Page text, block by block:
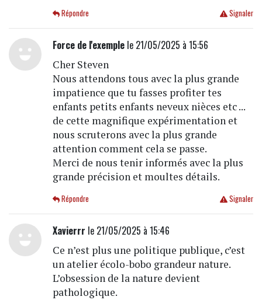
Signaler
Répondre
Force de l'exemplele 21/05/2025 à 15:56
Cher Steven
Nous attendons tous avec la plus grande
impatience que tu fasses profiter tes
enfants petits enfants neveux nièces etc ...
de cette magnifique expérimentation et
nous scruterons avec la plus grande
attention comment cela se passe.
Merci de nous tenir informés avec la plus
grande précision et moultes détails.
Signaler
Répondre
Xavierrr le 21/05/2025 à 15:46
Ce n’est plus une politique publique, c’est
un atelier écolo-bobo grandeur nature.
L’obsession de la nature devient
pathologique.